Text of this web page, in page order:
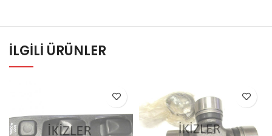
İLGILI ÜRÜNLER